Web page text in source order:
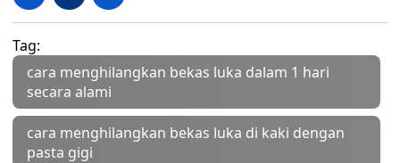
Tag:
cara menghilangkan bekas luka dalam 1 hari
secara alami
cara menghilangkan bekas luka di kaki dengan
pasta gigi